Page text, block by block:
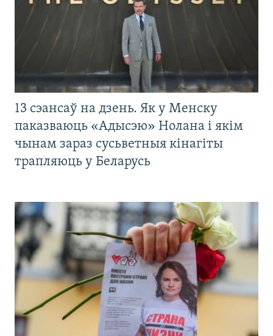
13 сэансаў на дзень. Як у Менску
паказваюць «Адысэю» Нолана і якім
чынам зараз сусьветныя кінагіты
трапляюць у Беларусь